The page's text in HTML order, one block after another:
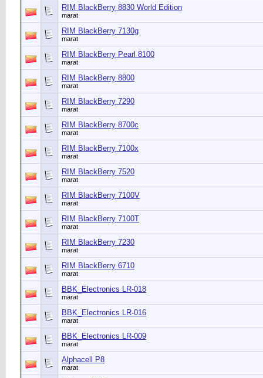
RIM BlackBerry 8830 World Edition
marat
RIM BlackBerry 7130g
marat
RIM BlackBerry Pearl 8100
marat
RIM BlackBerry 8800
marat
RIM BlackBerry 7290
marat
RIM BlackBerry 8700c
marat
RIM BlackBerry 7100x
marat
RIM BlackBerry 7520
marat
RIM BlackBerry 7100V
marat
RIM BlackBerry 7100T
marat
RIM BlackBerry 7230
marat
RIM BlackBerry 6710
marat
BBK_Electronics LR-018
marat
BBK_Electronics LR-016
marat
BBK_Electronics LR-009
marat
Alphacell P8
marat